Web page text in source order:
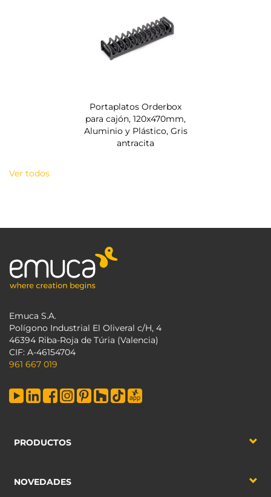
Portaplatos Orderbox
para cajón, 120x470mm,
Aluminio y Plástico, Gris
antracita
Ver todos
Emuca S.A.
Polígono Industrial El Oliveral c/H, 4
46394 Riba-Roja de Túria (Valencia)
CIF: A-46154704
961 667 019
PRODUCTOS
NOVEDADES